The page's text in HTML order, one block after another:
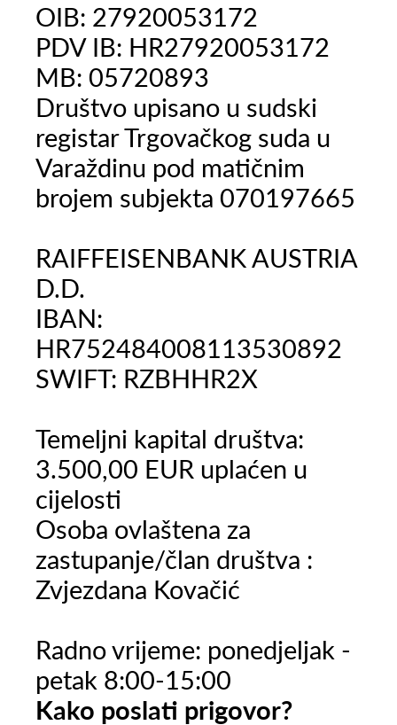
OIB: 27920053172
PDV IB: HR27920053172
MB: 05720893
Društvo upisano u sudski
registar Trgovačkog suda u
Varaždinu pod matičnim
brojem subjekta 070197665
RAIFFEISENBANK AUSTRIA
D.D.
IBAN:
HR752484008113530892
SWIFT: RZBHHR2X
Temeljni kapital društva:
3.500,00 EUR uplaćen u
cijelosti
Osoba ovlaštena za
zastupanje/član društva :
Zvjezdana Kovačić
Radno vrijeme: ponedjeljak -
petak 8:00-15:00
Kako poslati prigovor?